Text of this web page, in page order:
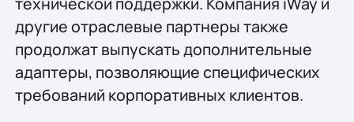
другие отраслевые партнеры также
продолжат выпускать дополнительные
адаптеры, позволяющие специфических
требований корпоративных клиентов.